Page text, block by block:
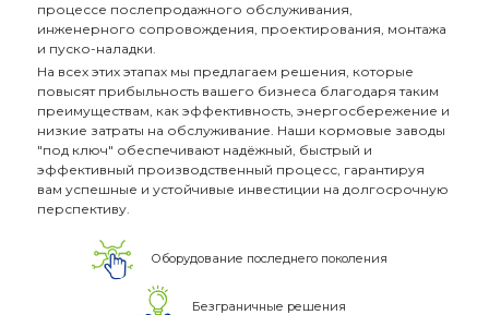
Сосьяль
Медья
процессе послепродажного обслуживания,
инженерного сопровождения, проектирования, монтажа
и пуско-наладки.
На всех этих этапах мы предлагаем решения, которые
повысят прибыльность вашего бизнеса благодаря таким
преимуществам, как эффективность, энергосбережение и
низкие затраты на обслуживание. Наши кормовые заводы
"под ключ" обеспечивают надёжный, быстрый и
эффективный производственный процесс, гарантируя
вам успешные и устойчивые инвестиции на долгосрочную
перспективу.
Оборудование последнего поколения
Безграничные решения